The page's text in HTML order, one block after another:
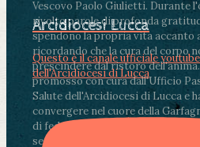
Vescovo Paolo Giulietti. Durante
rivolto parole di profonda
spendono la propria vita accanto
ricordando che la cura del corpo
prescindere dal ristoro dell'anima.
promosso con cura dall'Ufficio
Salute dell'Arcidiocesi di Lucca e
convergere nel cuore della
di fedeli, operatori sanitari,
segnate dalla malattia.
Arcidiocesi Lucca
Questo è il canale ufficiale youtube
dell'Arcidiocesi di Lucca